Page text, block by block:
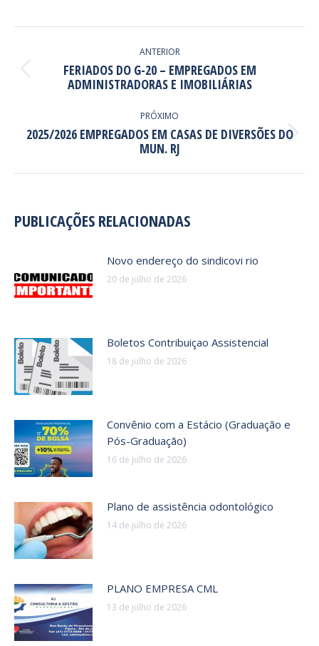
Facebook
X
PinterestLinkedInWhatsApp
DE
POST:
ANTERIOR
Post
anterior:
FERIADOS DO G-20 – EMPREGADOS EM
ADMINISTRADORAS E IMOBILIÁRIAS
PRÓXIMO
Próximo
post:
2025/2026 EMPREGADOS EM CASAS DE DIVERSÕES DO
MUN. RJ
PUBLICAÇÕES RELACIONADAS
Novo endereço do sindicovi rio
20 de julho de 2026
Boletos Contribuiçao Assistencial
18 de julho de 2026
Convênio com a Estácio (Graduação e
Pós-Graduação)
16 de julho de 2026
Plano de assistência odontológico
14 de julho de 2026
PLANO EMPRESA CML
13 de julho de 2026